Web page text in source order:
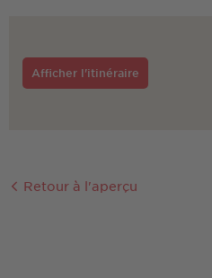
Afficher l'itinéraire
Retour à l'aperçu